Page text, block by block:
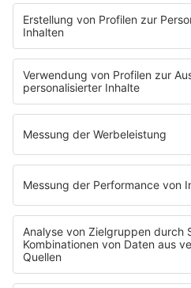
80s80s Sendeplan
Empfang
Podcast
The Story / 80s80s
The Story / Loveparade
The Story / George Michael
The Story / NDW
Radios